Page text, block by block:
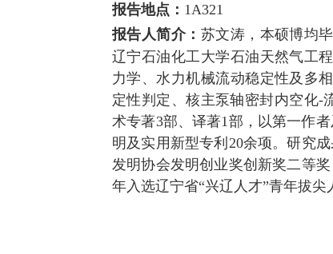
报告地点： 1A321
报告人简介： 苏文涛，本硕博均
辽宁石油化工大学石油天然气工
力学、水力机械流动稳定性及多
定性判定、核主泵轴密封内空化-
术专著3部、译著1 部，以第一作
明及实用新型专利 20余项。研究
发明协会发明创业奖创新奖二等
年入选辽宁省“兴辽人才”青年拔尖